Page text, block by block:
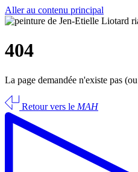
Aller au contenu principal
404
La page demandée n'existe pas
Retour vers le MAH